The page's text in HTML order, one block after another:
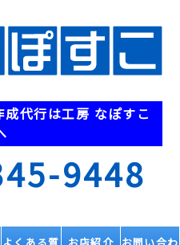
成代行は工房 なぽすこ
9448